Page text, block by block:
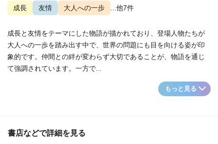
成長 友情 大人への一歩 ...他7件
成長と友情をテーマにした物語が描かれており、登場人物たちが
大人への一歩を踏み出す中で、世界の問題にも目を向ける姿が印
象的です。仲間との絆が変わらず大切であることが、物語を通じ
て強調されています。一方で...
もっと見る
書店などで詳細を見る